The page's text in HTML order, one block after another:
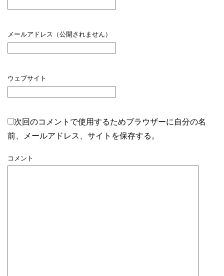
メールアドレス（公開されません）
ウェブサイト
次回のコメントで使用するためブラウザーに自分の名
前、メールアドレス、サイトを保存する。
コメント